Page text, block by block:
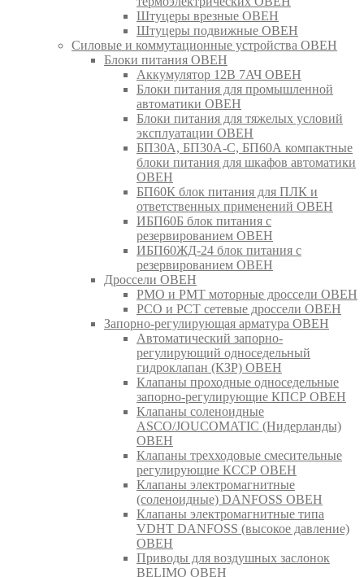
Штуцеры врезные ОВЕН
Штуцеры подвижные ОВЕН
Силовые и коммутационные устройства ОВЕН
Блоки питания ОВЕН
Аккумулятор 12В 7АЧ ОВЕН
Блоки питания для промышленной
автоматики ОВЕН
Блоки питания для тяжелых условий
эксплуатации ОВЕН
БП30А, БП30А-С, БП60А компактные
блоки питания для шкафов автоматики
ОВЕН
БП60К блок питания для ПЛК и
ответственных применений ОВЕН
ИБП60Б блок питания с
резервированием ОВЕН
ИБП60ЖД-24 блок питания с
резервированием ОВЕН
Дроссели ОВЕН
РМО и РМТ моторные дроссели ОВЕН
РСО и РСТ сетевые дроссели ОВЕН
Запорно-регулирующая арматура ОВЕН
Автоматический запорно-
регулирующий односедельный
гидроклапан (КЗР) ОВЕН
Клапаны проходные односедельные
запорно-регулирующие КПСР ОВЕН
Клапаны соленоидные
ASCO/JOUCOMATIC (Нидерланды)
ОВЕН
Клапаны трехходовые смесительные
регулирующие КССР ОВЕН
Клапаны электромагнитные
(соленоидные) DANFOSS ОВЕН
Клапаны электромагнитные типа
VDHT DANFOSS (высокое давление)
ОВЕН
Приводы для воздушных заслонок
BELIMO ОВЕН